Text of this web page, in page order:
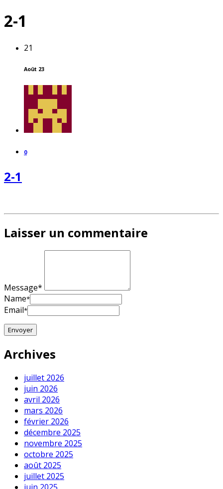
2-1
21
Août 23
0
2-1
Laisser un commentaire
Message*
Name*
Email*
Archives
juillet 2026
juin 2026
avril 2026
mars 2026
février 2026
décembre 2025
novembre 2025
octobre 2025
août 2025
juillet 2025